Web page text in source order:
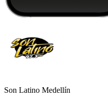
Son Latino Medellín